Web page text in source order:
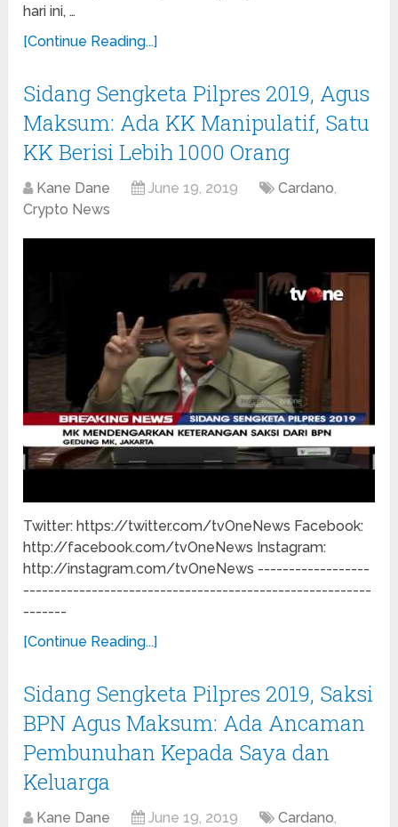
hari ini, …
[Continue Reading...]
Sidang Sengketa Pilpres 2019, Agus
Maksum: Ada KK Manipulatif, Satu
KK Berisi Lebih 1000 Orang
Kane Dane June 19, 2019 Cardano,
Crypto News
Twitter: https://twitter.com/tvOneNews Facebook:
http://facebook.com/tvOneNews Instagram:
http://instagram.com/tvOneNews ------------------
--------------------------------------------------------
-------
[Continue Reading...]
Sidang Sengketa Pilpres 2019, Saksi
BPN Agus Maksum: Ada Ancaman
Pembunuhan Kepada Saya dan
Keluarga
Kane Dane June 19, 2019 Cardano,